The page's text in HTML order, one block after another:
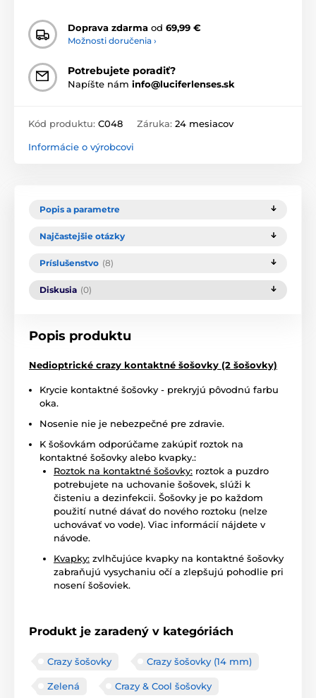
Doprava zdarma od 69,99 €
Možnosti doručenia ›
Potrebujete poradiť?
Napíšte nám info@luciferlenses.sk
Kód produktu: C048 Záruka: 24 mesiacov
Informácie o výrobcovi
Popis a parametre
Najčastejšie otázky
Príslušenstvo (8)
Diskusia (0)
Popis produktu
Nedioptrické crazy kontaktné šošovky (2 šošovky)
Krycie kontaktné šošovky - prekryjú pôvodnú farbu
oka.
Nosenie nie je nebezpečné pre zdravie.
K šošovkám odporúčame zakúpiť roztok na
kontaktné šošovky alebo kvapky.:
Roztok na kontaktné šošovky: roztok a puzdro
potrebujete na uchovanie šošovek, slúži k
čisteniu a dezinfekcii. Šošovky je po každom
použití nutné dávať do nového roztoku (nelze
uchovávať vo vode). Viac informácií nájdete v
návode.
Kvapky: zvlhčujúce kvapky na kontaktné šošovky
zabraňujú vysychaniu očí a zlepšujú pohodlie pri
nosení šošoviek.
Produkt je zaradený v kategóriách
Crazy šošovky Crazy šošovky (14 mm)
Zelená Crazy & Cool šošovky